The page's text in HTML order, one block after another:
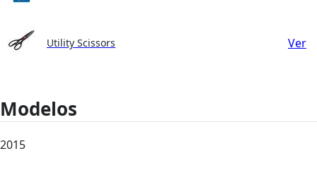
Utility Scissors Ver
Modelos
2015